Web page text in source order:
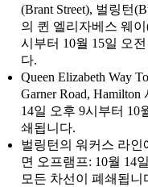
(Brant Street), 벌링턴
의 퀸 엘리자베스 웨이
시부터 10월 15일 오
다.
Queen Elizabeth Way
Garner Road,
14일 오후 9시부터 10
쇄됩니다.
벌링턴의 워커스 라
면 오프램프: 10월 14
모든 차선이 폐쇄됩니